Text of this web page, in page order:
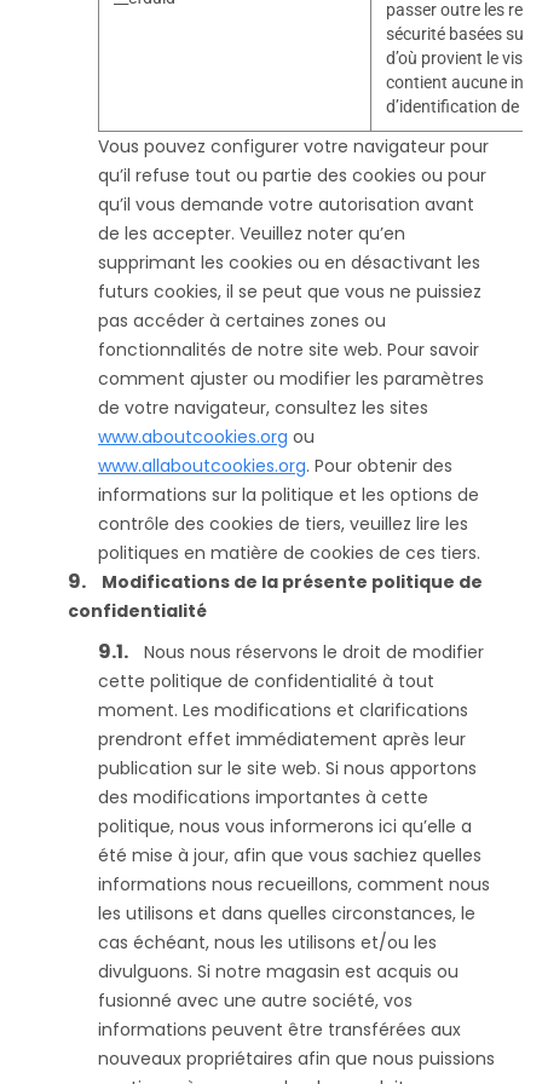
passer outre les
sécurité basées sur
d’où provient le
contient aucune
d’identification de
Vous pouvez configurer votre navigateur pour
qu’il refuse tout ou partie des cookies ou pour
qu’il vous demande votre autorisation avant
de les accepter. Veuillez noter qu’en
supprimant les cookies ou en désactivant les
futurs cookies, il se peut que vous ne puissiez
pas accéder à certaines zones ou
fonctionnalités de notre site web. Pour savoir
comment ajuster ou modifier les paramètres
de votre navigateur, consultez les sites
www.aboutcookies.org ou
www.allaboutcookies.org. Pour obtenir des
informations sur la politique et les options de
contrôle des cookies de tiers, veuillez lire les
politiques en matière de cookies de ces tiers.
Modifications de la présente politique de
confidentialité
Nous nous réservons le droit de modifier
cette politique de confidentialité à tout
moment. Les modifications et clarifications
prendront effet immédiatement après leur
publication sur le site web. Si nous apportons
des modifications importantes à cette
politique, nous vous informerons ici qu’elle a
été mise à jour, afin que vous sachiez quelles
informations nous recueillons, comment nous
les utilisons et dans quelles circonstances, le
cas échéant, nous les utilisons et/ou les
divulguons. Si notre magasin est acquis ou
fusionné avec une autre société, vos
informations peuvent être transférées aux
nouveaux propriétaires afin que nous puissions